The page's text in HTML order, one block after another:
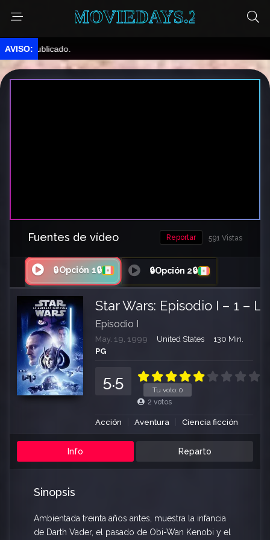
MOVIEDAYS.2
Fuentes de vídeo 591 Vistas
Reportar
🔒Opción 1🔒 🔒Opción 2🔒
Star Wars: Episodio I – 1 –
Episodio I
May. 19, 1999 United States
130 Min.
PG
Tu voto: 0
5.5
2 votos
Acción Aventura Ciencia ficción
Info Reparto
Sinopsis
Ambientada treinta años antes, muestra la infancia
de Darth Vader, el pasado de Obi-Wan Kenobi y el